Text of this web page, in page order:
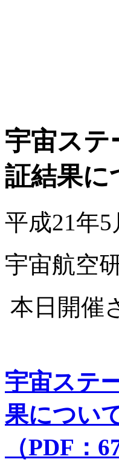
宇宙ステ
証結果に
平成21年5
宇宙航空
本日開催
宇宙ステ
果につい
（PDF：